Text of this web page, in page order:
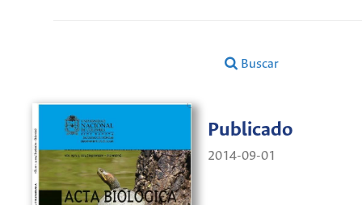
Buscar
Publicado
2014-09-01